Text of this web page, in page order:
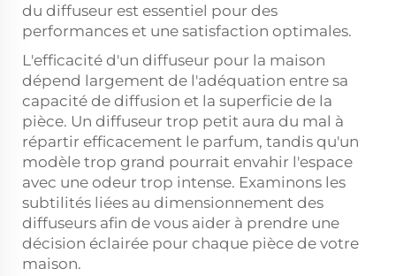
du diffuseur est essentiel pour des
performances et une satisfaction optimales.
L'efficacité d'un diffuseur pour la maison
dépend largement de l'adéquation entre sa
capacité de diffusion et la superficie de la
pièce. Un diffuseur trop petit aura du mal à
répartir efficacement le parfum, tandis qu'un
modèle trop grand pourrait envahir l'espace
avec une odeur trop intense. Examinons les
subtilités liées au dimensionnement des
diffuseurs afin de vous aider à prendre une
décision éclairée pour chaque pièce de votre
maison.